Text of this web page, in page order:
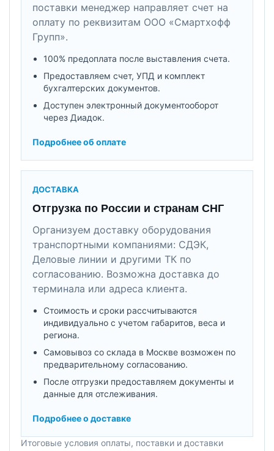
поставки менеджер направляет счет на
оплату по реквизитам ООО «Смартхофф
Групп».
100% предоплата после выставления счета.
Предоставляем счет, УПД и комплект
бухгалтерских документов.
Доступен электронный документооборот
через Диадок.
Подробнее об оплате
ДОСТАВКА
Отгрузка по России и странам СНГ
Организуем доставку оборудования
транспортными компаниями: СДЭК,
Деловые линии и другими ТК по
согласованию. Возможна доставка до
терминала или адреса клиента.
Стоимость и сроки рассчитываются
индивидуально с учетом габаритов, веса и
региона.
Самовывоз со склада в Москве возможен по
предварительному согласованию.
После отгрузки предоставляем документы и
данные для отслеживания.
Подробнее о доставке
Итоговые условия оплаты, поставки и доставки